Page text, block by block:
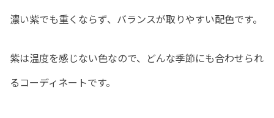
濃い紫でも重くならず、バランスが取りやすい配色です。
紫は温度を感じない色なので、どんな季節にも合わせられ
るコーディネートです。